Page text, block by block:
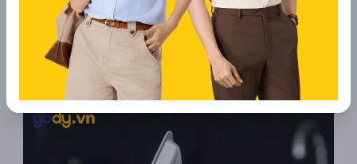
làm mượt bề mặt áo len bị xù lông. Chỉ cần chọn mức
nhiệt phù hợp, nhẹ nhàng ủi theo chiều dệt vải, các sợi
lông xù sẽ được ép gọn, trả lại vẻ mịn màng cho áo. Với
áo tối màu, nên ủi ở mặt trong để tránh bạc màu; còn
áo sáng màu có thể ủi trực tiếp bên ngoài để đạt hiệu
quả tốt nhất.